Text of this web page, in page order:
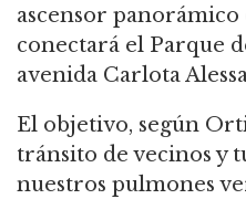
ascensor
conectará el Parque
avenida Carlota
El objetivo, según
tránsito de vecinos y
nuestros pulmones